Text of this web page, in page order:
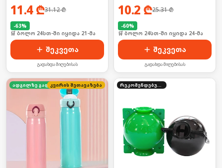
11.4₾31.12₾
-63%
🛒 ბოლო 24სთ-ში იყიდა 21-მა
შეკვეთა
გადახდა მიღებისას
10.2 ₾25.31₾
-60%
🛒 ბოლო 24სთ-ში იყიდა 24-მა
შეკვეთა
გადახდა მიღებისას
ადგილზე გადახდა
კვირის შეთავაზება რეკომენდებული